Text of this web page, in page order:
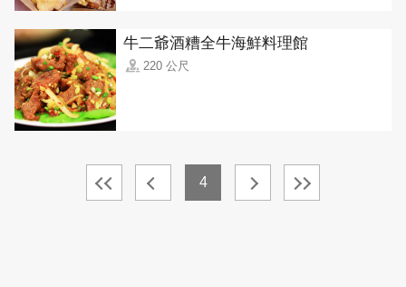
牛二爺酒糟全牛海鮮料理館
220 公尺
4